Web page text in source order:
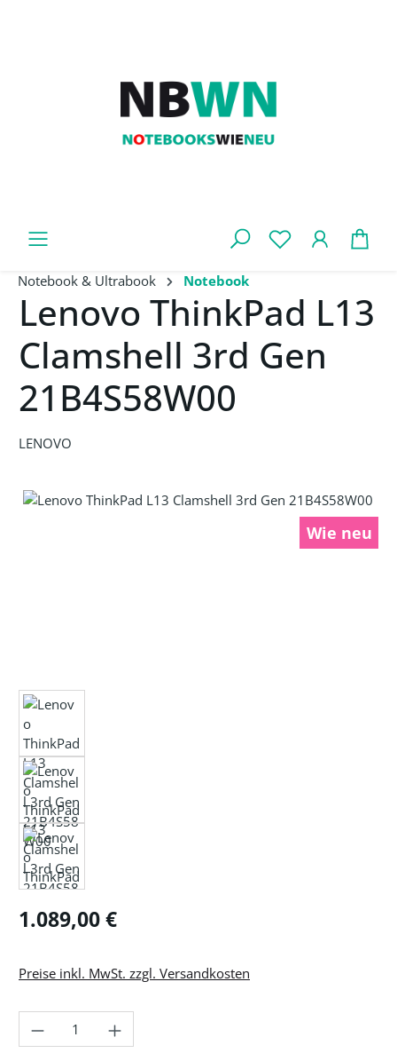
Notebook & Ultrabook Notebook
Lenovo ThinkPad L13
Clamshell 3rd Gen
21B4S58W00
LENOVO
Bildergalerie überspringen
Wie neu
Regulärer Preis:
1.089,00 €
Preise inkl. MwSt. zzgl. Versandkosten
Produkt Anzahl: Gib den gewünschten